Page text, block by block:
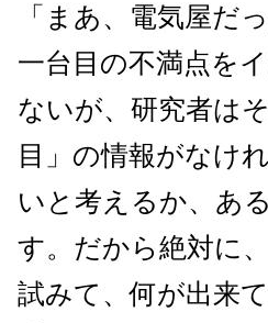
「まあ、電気屋だ
一台目の不満点を
ないが、研究者は
目」の情報がなけ
いと考えるか、あ
す。だから絶対に
試みて、何が出来